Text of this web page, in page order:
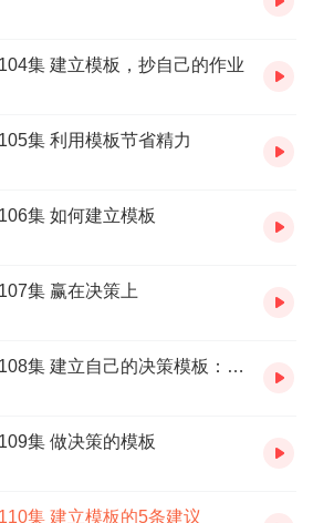
集 建立模板，抄自己的作业
集 利用模板节省精力
集 如何建立模板
集 赢在决策上
了不起的精力管理 第108集 建立自己的决策模板：以点外卖为例
集 做决策的模板
集 建立模板的5条建议